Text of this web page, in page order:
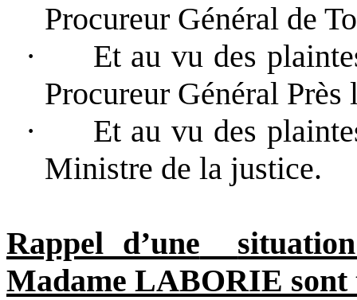
Procureur Général de
·
Et au vu des
Procureur Général Près
·
Et au vu des
Ministre de la justice.
Rappel d’une
Madame LABORIE sont